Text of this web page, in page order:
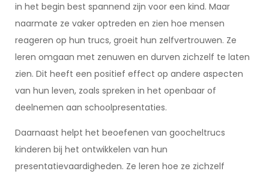
in het begin best spannend zijn voor een kind. Maar
naarmate ze vaker optreden en zien hoe mensen
reageren op hun trucs, groeit hun zelfvertrouwen. Ze
leren omgaan met zenuwen en durven zichzelf te laten
zien. Dit heeft een positief effect op andere aspecten
van hun leven, zoals spreken in het openbaar of
deelnemen aan schoolpresentaties.
Daarnaast helpt het beoefenen van goocheltrucs
kinderen bij het ontwikkelen van hun
presentatievaardigheden. Ze leren hoe ze zichzelf